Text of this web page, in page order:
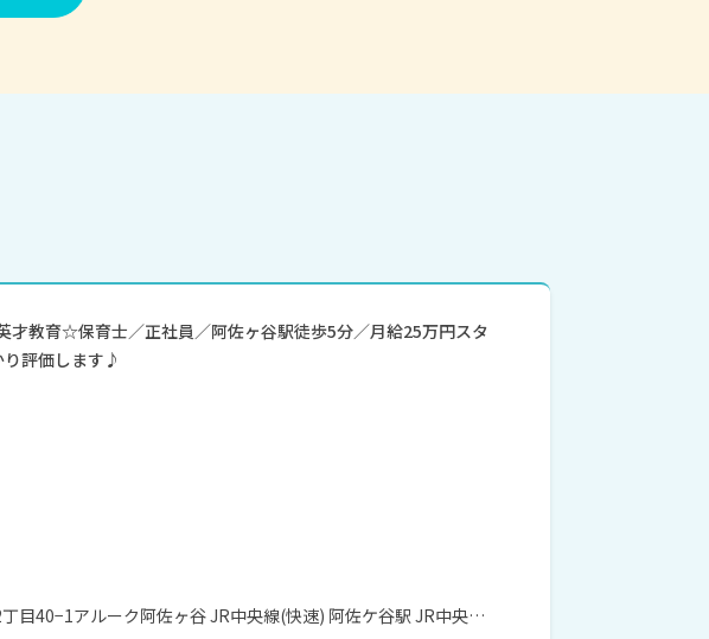
才教育☆保育士／正社員／阿佐ヶ谷駅徒歩5分／月給25万円スタ
り評価します♪
阿佐ヶ谷 JR中央線(快速) 阿佐ケ谷駅 JR中央